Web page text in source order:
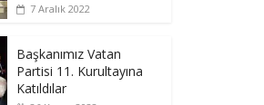
7 Aralık 2022
Başkanımız Vatan
Partisi 11. Kurultayına
Katıldılar